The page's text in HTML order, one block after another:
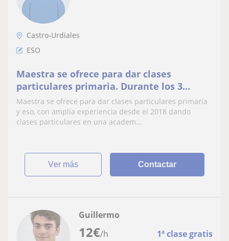
Castro-Urdiales
ESO
Maestra se ofrece para dar clases
particulares primaria. Durante los 3
últimos años he impartido clases
Maestra se ofrece para dar clases particulares primaria
y eso, con amplia experiencia desde el 2018 dando
clases particulares en una academ...
ver más Contactar
12€/h 1ª clase gratis
Guillermo